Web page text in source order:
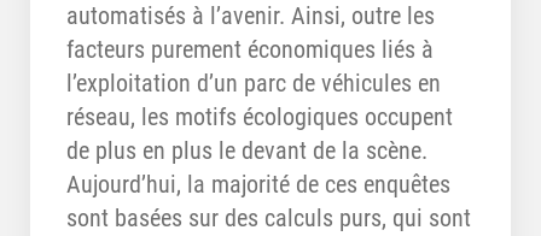
automatisés à l’avenir. Ainsi, outre les
facteurs purement économiques liés à
l’exploitation d’un parc de véhicules en
réseau, les motifs écologiques occupent
de plus en plus le devant de la scène.
Aujourd’hui, la majorité de ces enquêtes
sont basées sur des calculs purs, qui sont